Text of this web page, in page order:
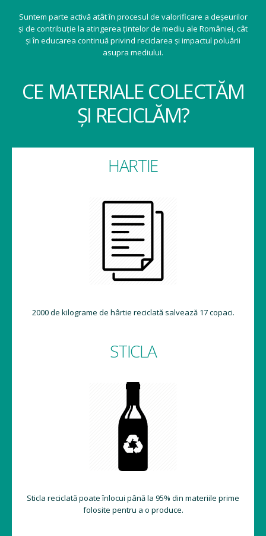
Suntem parte activă atât în procesul de valorificare a deșeurilor
și de contribuție la atingerea țintelor de mediu ale României, cât
și în educarea continuă privind reciclarea și impactul poluării
asupra mediului.
CE MATERIALE COLECTĂM
ȘI RECICLĂM?
HARTIE
2000 de kilograme de hârtie reciclată salvează 17 copaci.
STICLA
Sticla reciclată poate înlocui până la 95% din materiile prime
folosite pentru a o produce.